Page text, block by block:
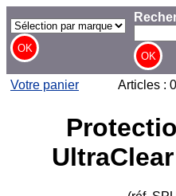
Votre panier Articles :